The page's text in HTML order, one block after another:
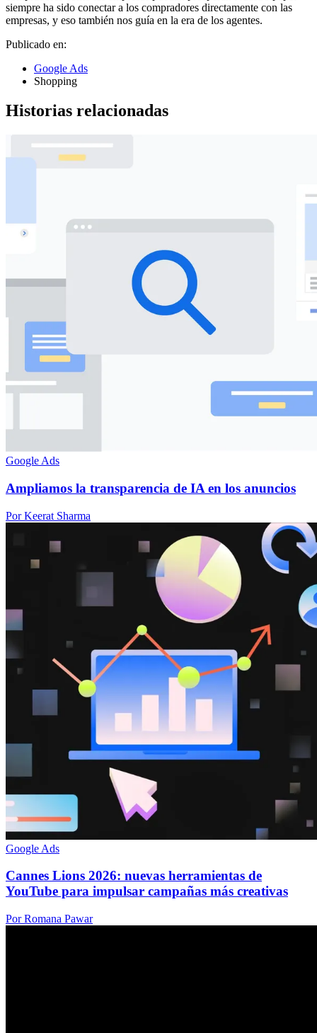
siempre ha sido conectar a los compradores directamente con las
empresas, y eso también nos guía en la era de los agentes.
Publicado en:
Google Ads
Shopping
Historias relacionadas
Google Ads
Ampliamos la transparencia de IA en los anuncios
Por Keerat Sharma
Google Ads
Cannes Lions 2026: nuevas herramientas de
YouTube para impulsar campañas más creativas
Por Romana Pawar